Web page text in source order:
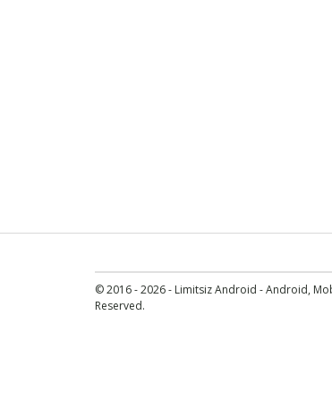
© 2016 - 2026 - Limitsiz Android - Android,
Reserved.